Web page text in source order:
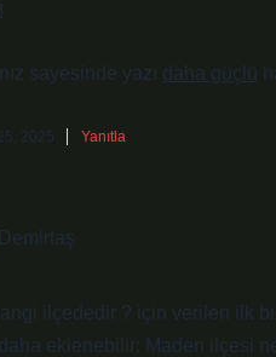
sayesinde yazı daha güçlü
2025 Yanıtla
Demirtaş
ilçededir ? için verilen ilk
eklenebilir: Maden ilçesi